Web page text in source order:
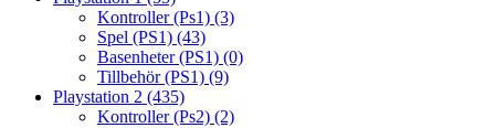
Kontroller (Ps1) (3)
Spel (PS1) (43)
Basenheter (PS1) (0)
Tillbehör (PS1) (9)
Playstation 2 (435)
Kontroller (Ps2) (2)